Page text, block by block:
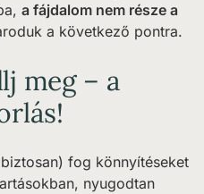
a fájdalom nem része a
a következő pontra.
meg – a
fog könnyítéseket
nyugodtan